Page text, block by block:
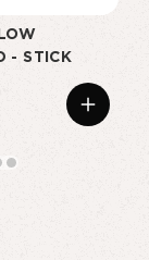
- STICK